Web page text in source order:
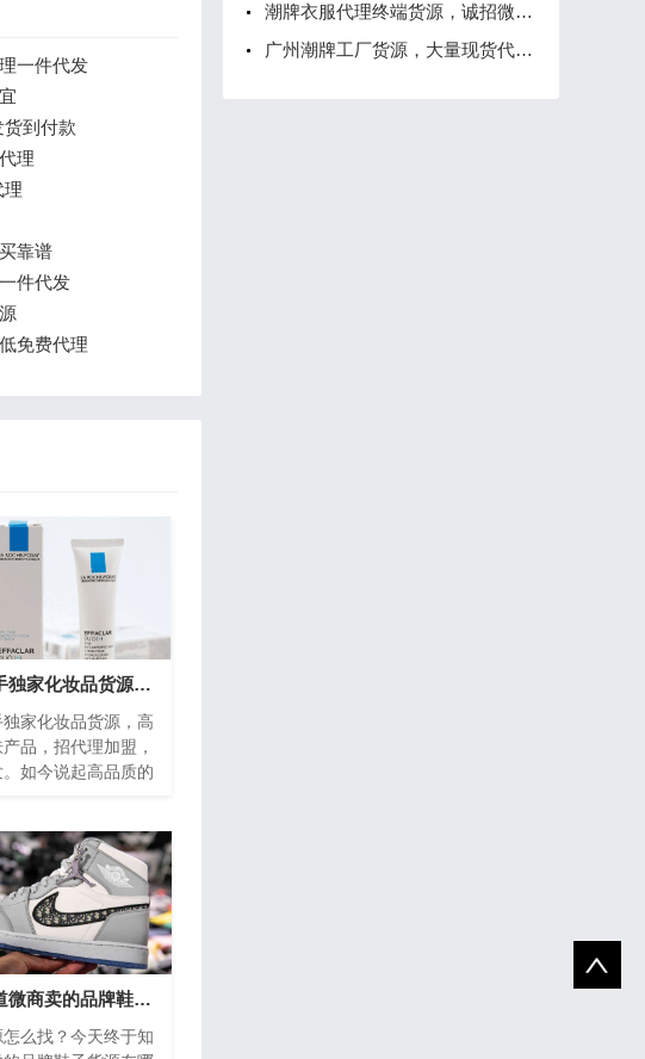
一件代发
到付款
理
理
靠谱
件代发
免费代理
微商一手独家化妆品货源，招代理加盟
家化妆品货源，高
品，招代理加盟，
如今说起高品质的
终于知道微商卖的品牌鞋子货源在哪里找了！
么找？今天终于知
潮牌衣服代理终端货源，诚招微信代理一件代发
广州潮牌工厂货源，大量现货代理支持无痕代发